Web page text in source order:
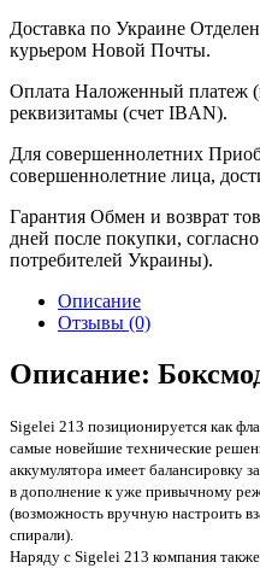
Доставка по Украине
курьером Новой Почты.
Оплата Наложенный платеж
реквизитамы (счет IBAN).
Для совершеннолетних
совершеннолетние лица,
Гарантия Обмен и возврат
дней после покупки,
потребителей Украины).
Описание
Отзывы (0)
Описание:
Sigelei 213 позиционируется как
самые новейшие технические
аккумулятора имеет балансировку
в дополнение к уже привычному
(возможность вручную настроить
спирали).
Наряду с Sigelei 213 компания